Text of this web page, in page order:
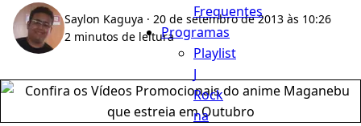
Frequentes
Programas
Playlist
J
Rock
na
Saylon Kaguya · 20 de setembro de 2013 às 10:26
2 minutos de leitura